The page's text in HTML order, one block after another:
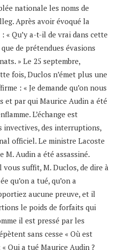
nationale les noms de
Après avoir évoqué la
Qu’y a-t-il de vrai dans cette
de prétendues évasions
» Le 25 septembre,
fois, Duclos n’émet plus une
: « Je demande qu’on nous
et par qui Maurice Audin a été
L’échange est
des interruptions,
officiel. Le ministre Lacoste
M. Audin a été assassiné.
vous suffit, M. Duclos, de dire à
qu’on a tué, qu’on a
aucune preuve, et il
le poids de forfaits qui
il est pressé par les
sans cesse « Où est
Qui a tué Maurice Audin ?